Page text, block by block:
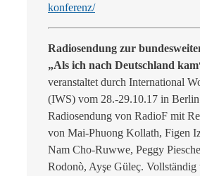
konferenz/
Radiosendung zur
„Als ich nach Deutschland
veranstaltet durch International
(IWS) vom 28.-29.10.17 in
Radiosendung von RadioF mit
von Mai-Phuong Kollath, Figen
Nam Cho-Ruwwe, Peggy
Rodonò, Ayşe Güleç.